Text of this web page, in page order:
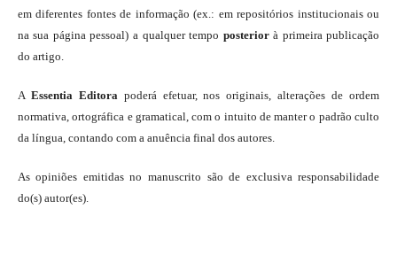
em diferentes fontes de informação (ex.: em repositórios institucionais ou
na sua página pessoal) a qualquer tempo posteriorà primeira publicação
do artigo.
A Essentia Editora poderá efetuar, nos originais, alterações de ordem
normativa, ortográfica e gramatical, com o intuito de manter o padrão culto
da língua, contando com a anuência final dos autores.
As opiniões emitidas no manuscrito são de exclusiva responsabilidade
do(s) autor(es).